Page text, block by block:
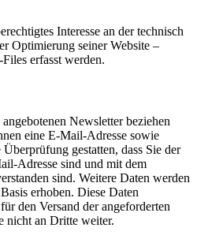
Interesse an der technisch
Optimierung seiner Website –
erfasst werden.
Newsletter beziehen
eine E-Mail-Adresse sowie
gestatten, dass Sie der
Adresse sind und mit dem
sind. Weitere Daten werden
erhoben. Diese Daten
den Versand der angeforderten
nicht an Dritte weiter.